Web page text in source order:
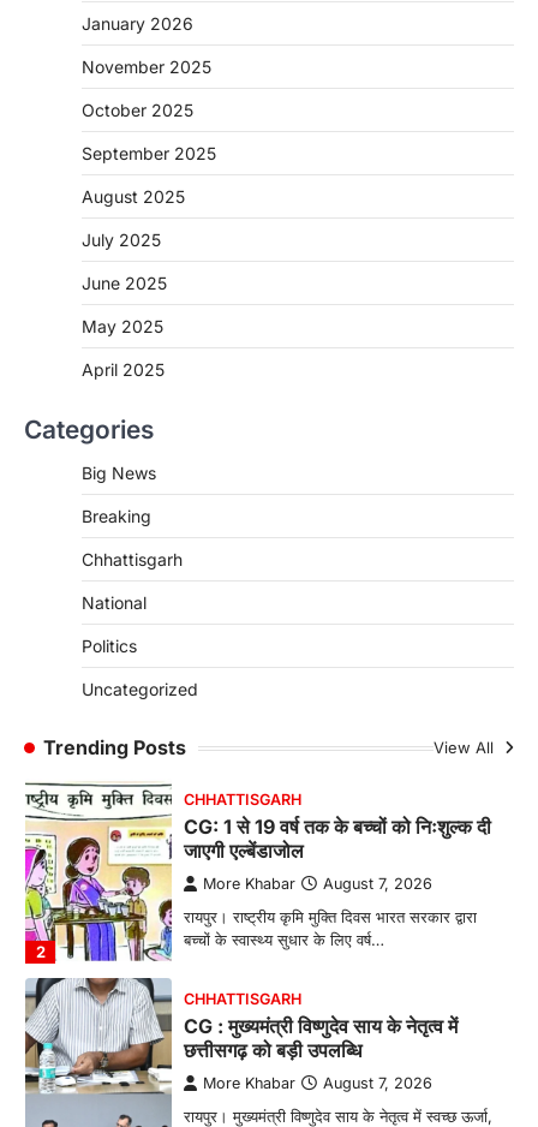
January 2026
November 2025
October 2025
September 2025
August 2025
July 2025
June 2025
May 2025
April 2025
Categories
Big News
Breaking
Chhattisgarh
National
Politics
Uncategorized
Trending Posts View All
CG: 1 से 19 वर्ष तक के बच्चों को निःशुल्क दी
जाएगी एल्बेंडाजोल
More Khabar August 7, 2026
रायपुर। राष्ट्रीय कृमि मुक्ति दिवस भारत सरकार द्वारा
बच्चों के स्वास्थ्य सुधार के लिए वर्ष…
CHHATTISGARH
जशपुर जिले की 5 माह की मासूम…
CG: छिपली की दीदियों का कमाल, बकरी
बनाने की दिशा में जिले के नगरी…
2
CHHATTISGARH
CG: 1 से 19 वर्ष तक के बच्चों को निःशुल्क दी
जाएगी एल्बेंडाजोल
More Khabar August 7, 2026
रायपुर। राष्ट्रीय कृमि मुक्ति दिवस भारत सरकार द्वारा
बच्चों के स्वास्थ्य सुधार के लिए वर्ष…
CHHATTISGARH
CG : मुख्यमंत्री विष्णुदेव साय के नेतृत्व में
छत्तीसगढ़ को बड़ी उपलब्धि
More Khabar August 7, 2026
रायपुर। मुख्यमंत्री विष्णुदेव साय के नेतृत्व में स्वच्छ ऊर्जा,